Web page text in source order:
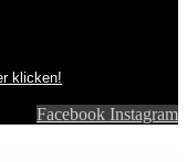
klicken!
Facebook Instagram